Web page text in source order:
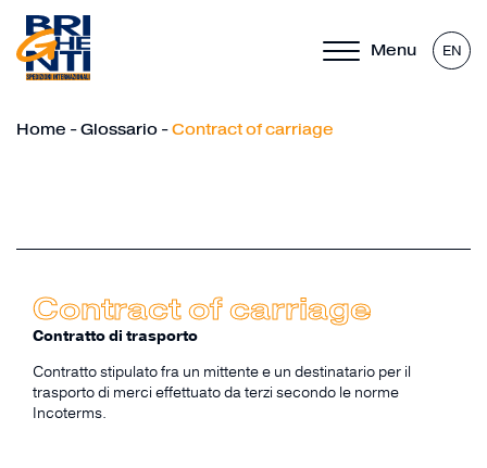
Menu EN
Home -Glossario -Contract of carriage
Contract of carriage
Contratto di trasporto
Contratto stipulato fra un mittente e un destinatario per il
trasporto di merci effettuato da terzi secondo le norme
Incoterms.